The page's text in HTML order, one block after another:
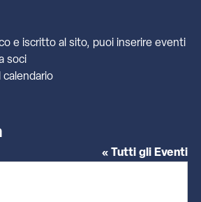
e iscritto al sito, puoi inserire eventi
soci
calendario
« Tutti gli Eventi